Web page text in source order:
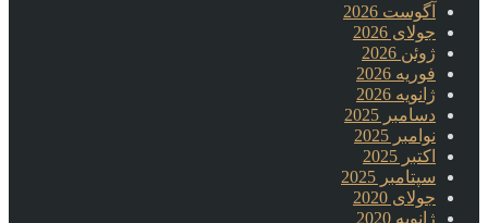
آگوست 2026
جولای 2026
ژوئن 2026
فوریه 2026
ژانویه 2026
دسامبر 2025
نوامبر 2025
اکتبر 2025
سپتامبر 2025
جولای 2020
ژانویه 2020